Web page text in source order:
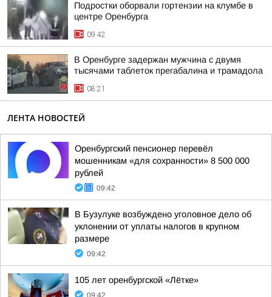
Подростки оборвали гортензии на клумбе в
центре Оренбурга
09:42
В Оренбурге задержан мужчина с двумя
тысячами таблеток прегабалина и трамадола
08:21
ЛЕНТА НОВОСТЕЙ
Оренбургский пенсионер перевёл
мошенникам «для сохранности» 8 500 000
рублей
09:42
В Бузулуке возбуждено уголовное дело об
уклонении от уплаты налогов в крупном
размере
09:42
105 лет оренбургской «Лётке»
09:42